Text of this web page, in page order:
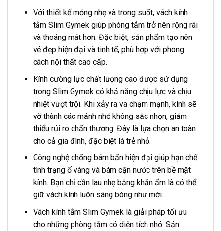
Với thiết kế mỏng nhẹ và trong suốt, vách kính
tắm Slim Gymek giúp phòng tắm trở nên rộng rãi
và thoáng mát hơn. Đặc biệt, sản phẩm tạo nên
vẻ đẹp hiện đại và tinh tế, phù hợp với phong
cách nội thất cao cấp.
Kính cường lực chất lượng cao được sử dụng
trong Slim Gymek có khả năng chịu lực và chịu
nhiệt vượt trội. Khi xảy ra va chạm mạnh, kính sẽ
vỡ thành các mảnh nhỏ không sắc nhọn, giảm
thiểu rủi ro chấn thương. Đây là lựa chọn an toàn
cho cả gia đình, đặc biệt là trẻ nhỏ.
Công nghệ chống bám bẩn hiện đại giúp hạn chế
tình trạng ố vàng và bám cặn nước trên bề mặt
kính. Bạn chỉ cần lau nhẹ bằng khăn ẩm là có thể
giữ vách kính luôn sáng bóng như mới.
Vách kính tắm Slim Gymek là giải pháp tối ưu
cho những phòng tắm có diện tích nhỏ. Sản